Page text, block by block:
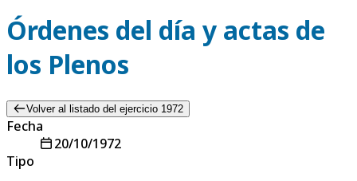
Órdenes del día y actas de
los Plenos
Volver al listado del ejercicio 1972
Fecha
20/10/1972
Tipo